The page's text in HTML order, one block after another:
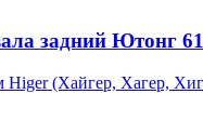
задний Ютонг
Higer (Хайгер, Хагер,